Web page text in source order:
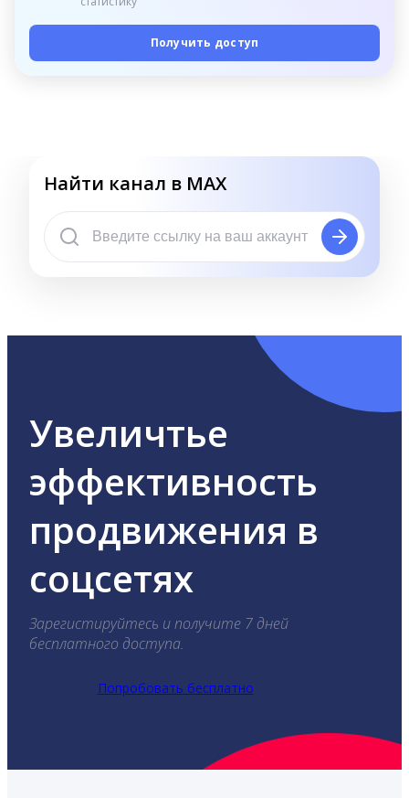
Получить доступ
Найти канал в MAX
Увеличтье
эффективность
продвижения в
соцсетях
Зарегистируйтесь и получите 7 дней
бесплатного доступа.
Попробовать бесплатно